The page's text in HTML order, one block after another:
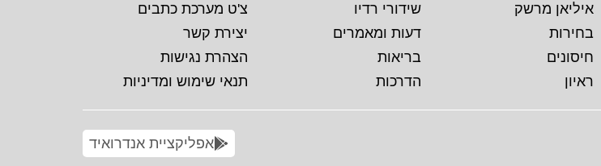
איליאן מרשק
בחירות
חיסונים
ראיון
שידורי רדיו
דעות ומאמרים
בריאות
הדרכות
צ'ט מערכת כתבים
יצירת קשר
הצהרת נגישות
תנאי שימוש ומדיניות
אפליקציית אנדרואיד